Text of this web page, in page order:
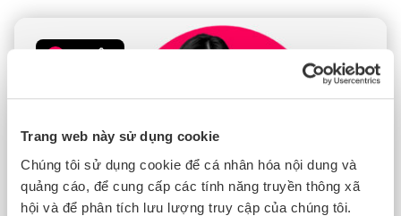
Trang web này sử dụng cookie
Chúng tôi sử dụng cookie để cá nhân hóa nội dung và
quảng cáo, để cung cấp các tính năng truyền thông xã
hội và để phân tích lưu lượng truy cập của chúng tôi.
SỰ KIỆN